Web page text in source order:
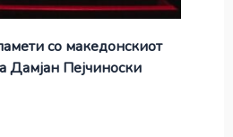
со македонскиот
Дамјан Пејчиноски